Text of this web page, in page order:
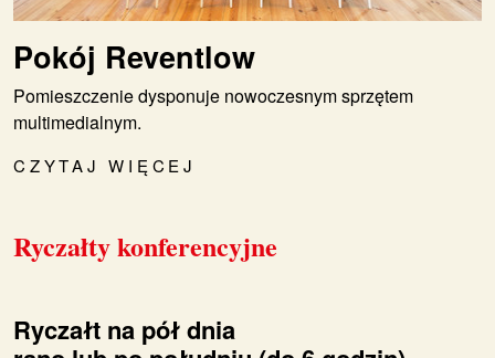
Pokój Reventlow
Pomieszczenie dysponuje nowoczesnym sprzętem
multimedialnym.
CZYTAJ WIĘCEJ
Ryczałty konferencyjne
Ryczałt na pół dnia